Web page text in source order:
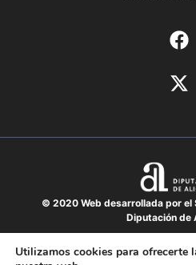
© 2020 Web desarrollada por el
Diputación de
Aviso
Utilizamos cookies para ofrecerte